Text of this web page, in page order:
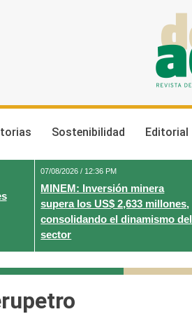
Sostenibilidad Editorial
07/08/2026 / 12:36 PM
MINEM: Inversión minera
supera los US$ 2,633 millones,
consolidando el dinamismo del
sector